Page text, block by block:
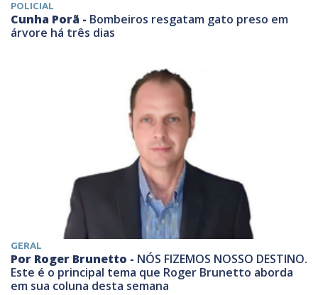
POLICIAL
Cunha Porã - Bombeiros resgatam gato preso em
árvore há três dias
GERAL
Por Roger Brunetto - NÓS FIZEMOS NOSSO DESTINO.
Este é o principal tema que Roger Brunetto aborda
em sua coluna desta semana